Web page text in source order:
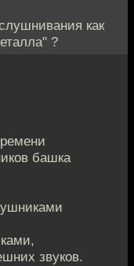
как
?
башка
звуков.